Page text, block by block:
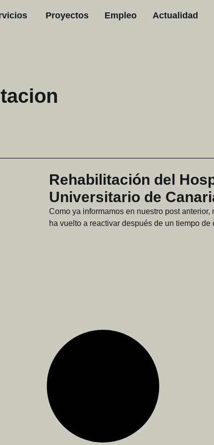
Proyectos Empleo Actualidad
Rehabilitación del
Universitario de
Como ya informamos en nuestro post anterior,
ha vuelto a reactivar después de un tiempo de